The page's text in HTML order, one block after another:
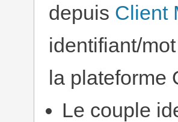
depuis Client
identifiant/
la plateforme
Le couple